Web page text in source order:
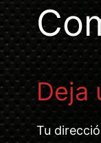
Deja
Tu